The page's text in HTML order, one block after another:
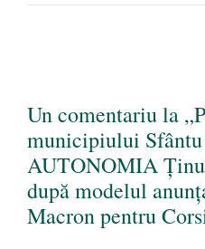
Un comentariu la
municipiului Sfântu
AUTONOMIA
după modelul
Macron pentru